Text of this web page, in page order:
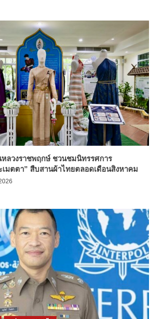
หลวงราชพฤกษ์ ชวนชมนิทรรศการ
เมตตา” สืบสานผ้าไทยตลอดเดือนสิงหาคม